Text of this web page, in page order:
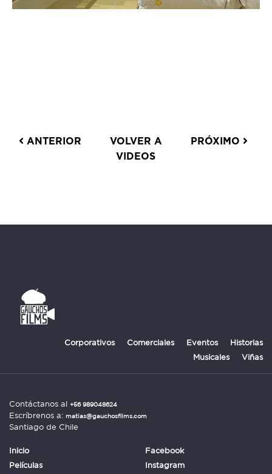
ANTERIOR
VOLVER A
VIDEOS
PRÓXIMO
Corporativos Comerciales Eventos
Historias
Musicales
Viñas
Contáctanos al +56 989048624
Escríbrenos a: matias@gauchosfilms.com
Santiago de Chile
Inicio
Películas
Facebook
Instagram